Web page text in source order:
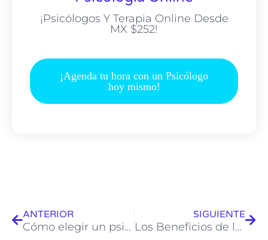
¡Psicólogos Y Terapia Online Desde
MX $252!
¡Agenda tu hora con un Psicólogo
hoy mismo!
ANTERIOR
Cómo elegir un psicólogo: Guía completa para tomar una decisión informada
SIGUIENTE
Los Beneficios de la Terapia Psicológica: Mejora tu Bienestar Mental